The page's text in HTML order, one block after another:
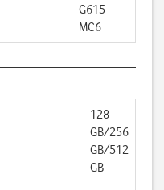
G615-
MC6
128
GB/256
GB/512
GB